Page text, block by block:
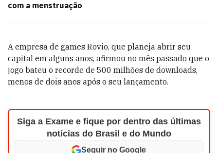
com a menstruação
A empresa de games Rovio, que planeja abrir seu
capital em alguns anos, afirmou no mês passado que o
jogo bateu o recorde de 500 milhões de downloads,
menos de dois anos após o seu lançamento.
Siga a Exame e fique por dentro das últimas
notícias do Brasil e do Mundo
Seguir no Google